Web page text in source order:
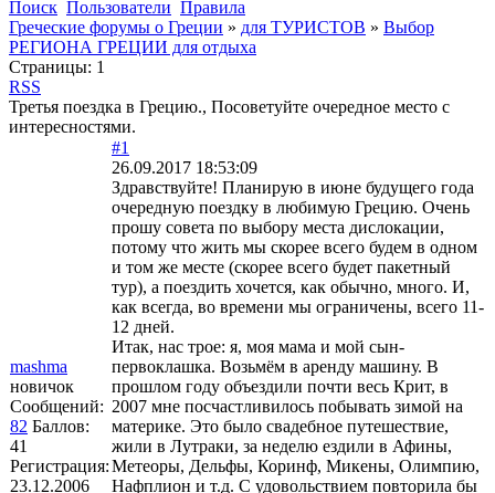
Поиск Пользователи Правила
Греческие форумы о Греции » для ТУРИСТОВ » Выбор
РЕГИОНА ГРЕЦИИ для отдыха
Страницы: 1
RSS
Третья поездка в Грецию., Посоветуйте очередное место с
интересностями.
mashma
новичок
Сообщений:
82 Баллов:
41
Регистрация:
23.12.2006
#1
26.09.2017 18:53:09
Здравствуйте! Планирую в июне будущего года
очередную поездку в любимую Грецию. Очень
прошу совета по выбору места дислокации,
потому что жить мы скорее всего будем в одном
и том же месте (скорее всего будет пакетный
тур), а поездить хочется, как обычно, много. И,
как всегда, во времени мы ограничены, всего 11-
12 дней.
Итак, нас трое: я, моя мама и мой сын-
первоклашка. Возьмём в аренду машину. В
прошлом году объездили почти весь Крит, в
2007 мне посчастливилось побывать зимой на
материке. Это было свадебное путешествие,
жили в Лутраки, за неделю ездили в Афины,
Метеоры, Дельфы, Коринф, Микены, Олимпию,
Нафплион и т.д. С удовольствием повторила бы